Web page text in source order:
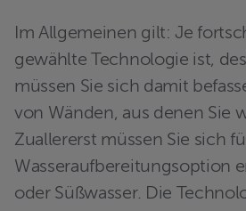
Im Allgemeinen gilt: Je
gewählte Technologie ist,
müssen Sie sich damit
von Wänden, aus denen Sie
Zuallererst müssen Sie sich
Wasseraufbereitungsoption
oder Süßwasser. Die